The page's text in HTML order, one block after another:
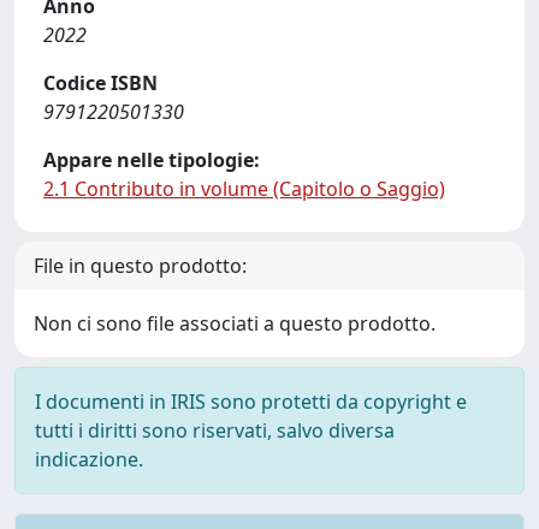
Anno
2022
Codice ISBN
9791220501330
Appare nelle tipologie:
2.1 Contributo in volume (Capitolo o Saggio)
File in questo prodotto:
Non ci sono file associati a questo prodotto.
I documenti in IRIS sono protetti da copyright e
tutti i diritti sono riservati, salvo diversa
indicazione.